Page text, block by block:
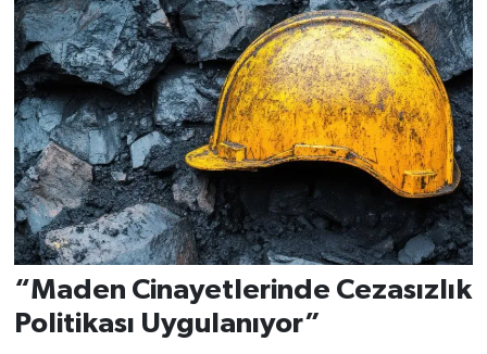
“Maden Cinayetlerinde Cezasızlık
Politikası Uygulanıyor”